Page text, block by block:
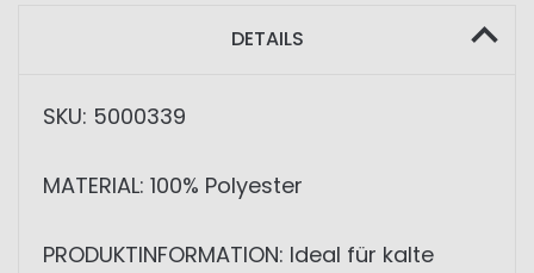
DETAILS
SKU: 5000339
MATERIAL: 100% Polyester
PRODUKTINFORMATION: Ideal für kalte